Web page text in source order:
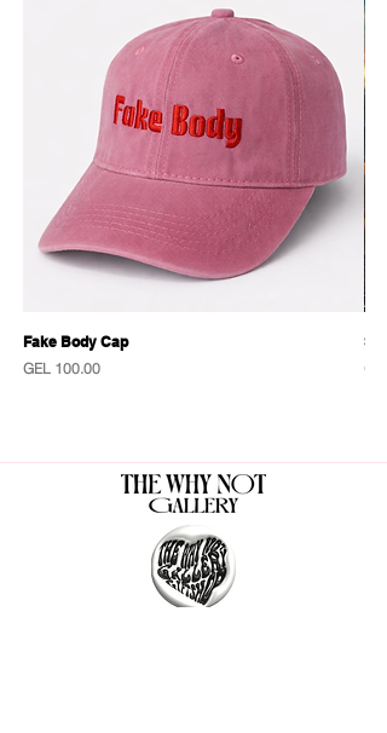
Fake Body Cap
Price
GEL 100.00
Price